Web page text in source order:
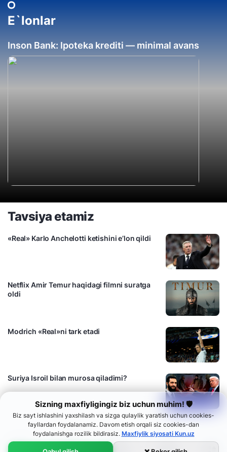
Sizning maxfiyligingiz biz uchun muhim! 🛡
Biz sayt ishlashini yaxshilash va sizga qulaylik yaratish uchun cookies-
fayllardan foydalanamiz. Davom etish orqali siz cookies-dan
foydalanishga rozilik bildirasiz. Maxfiylik siyosati Kun.uz
E`lonlar
Inson Bank: Ipoteka krediti — minimal avans
Tavsiya etamiz
«Real» Karlo Anchelotti ketishini e’lon qildi
Netflix Amir Temur haqidagi filmni suratga
oldi
Modrich «Real»ni tark etadi
Suriya Isroil bilan murosa qiladimi?